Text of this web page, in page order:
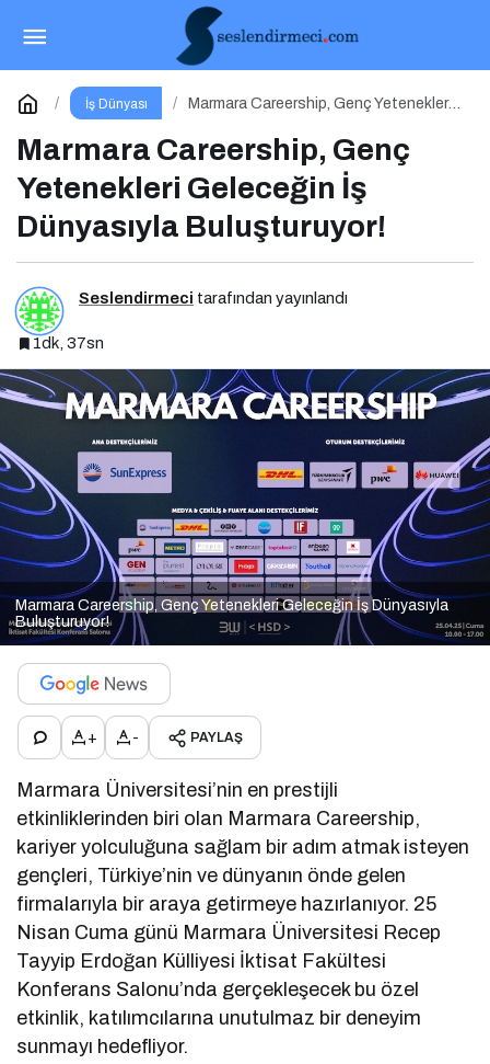
İş Dünyası
Marmara Careership, Genç Yetenekleri
Marmara Careership, Genç
Yetenekleri Geleceğin İş
Dünyasıyla Buluşturuyor!
Seslendirmeci tarafından yayınlandı
1dk, 37sn
Marmara Careership, Genç Yetenekleri Geleceğin İş Dünyasıyla
Buluşturuyor!
+ - PAYLAŞ
Marmara Üniversitesi’nin en prestijli
etkinliklerinden biri olan Marmara Careership,
kariyer yolculuğuna sağlam bir adım atmak isteyen
gençleri, Türkiye’nin ve dünyanın önde gelen
firmalarıyla bir araya getirmeye hazırlanıyor. 25
Nisan Cuma günü Marmara Üniversitesi Recep
Tayyip Erdoğan Külliyesi İktisat Fakültesi
Konferans Salonu’nda gerçekleşecek bu özel
etkinlik, katılımcılarına unutulmaz bir deneyim
sunmayı hedefliyor.
Marka İnisiyatifi Zirvesi 24 Nisan’da İstanbul
Aydın Üniversitesi’nde!
Yorum Yap